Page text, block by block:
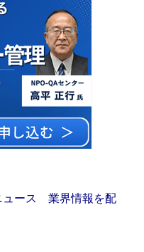
ース 業界情報を配